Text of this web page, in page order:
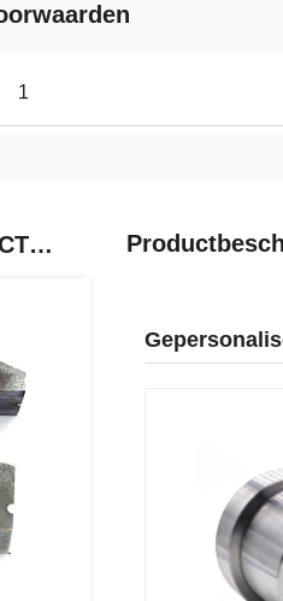
1
VERWANTE PRODUCTEN